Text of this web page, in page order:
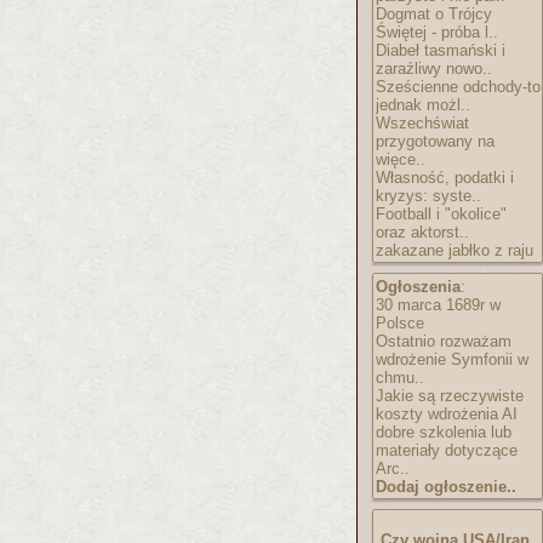
Dogmat o Trójcy
Świętej - próba l..
Diabeł tasmański i
zaraźliwy nowo..
Sześcienne odchody-to
jednak możl..
Wszechświat
przygotowany na
więce..
Własność, podatki i
kryzys: syste..
Football i "okolice"
oraz aktorst..
zakazane jabłko z raju
Ogłoszenia:
30 marca 1689r w
Polsce
Ostatnio rozważam
wdrożenie Symfonii w
chmu..
Jakie są rzeczywiste
koszty wdrożenia AI
dobre szkolenia lub
materiały dotyczące
Arc..
Dodaj ogłoszenie..